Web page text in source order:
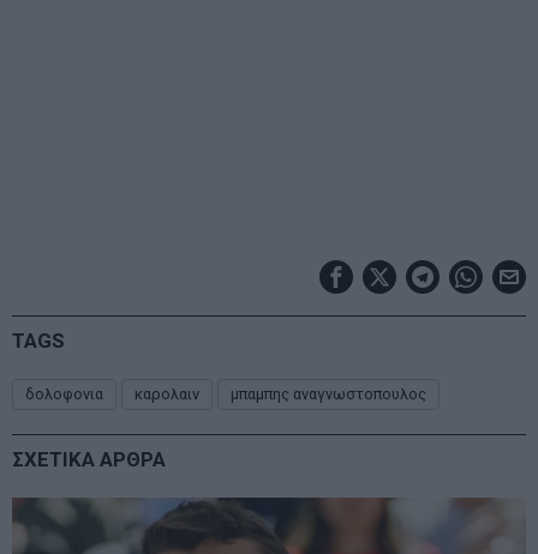
TAGS
δολοφονια καρολαιν μπαμπης αναγνωστοπουλος
ΣΧΕΤΙΚΑ ΑΡΘΡΑ